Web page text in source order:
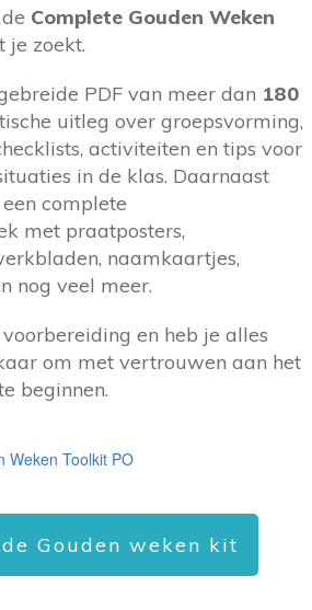
Complete Gouden Weken
je zoekt.
PDF van meer dan 180
uitleg over groepsvorming,
activiteiten en tips voor
in de klas. Daarnaast
complete
met praatposters,
naamkaartjes,
nog veel meer.
en heb je alles
om met vertrouwen aan het
beginnen.
Gouden weken kit